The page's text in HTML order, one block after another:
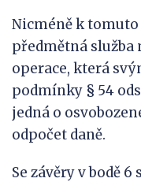
Nicméně k
předmětná
operace, která
podmínky § 54
jedná o
odpočet daně.
Se závěry v bodě